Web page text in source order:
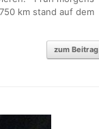
km stand auf dem
zum Beitrag